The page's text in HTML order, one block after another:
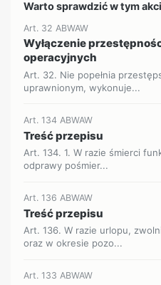
Warto sprawdzić w tym
Art. 32 ABWAW
Wyłączenie
operacyjnych
Art. 32. Nie popełnia
uprawnionym, wykonuje...
Art. 134 ABWAW
Treść przepisu
Art. 134. 1. W razie śmierci
odprawy pośmier...
Art. 136 ABWAW
Treść przepisu
Art. 136. W razie urlopu,
oraz w okresie pozo...
Art. 133 ABWAW